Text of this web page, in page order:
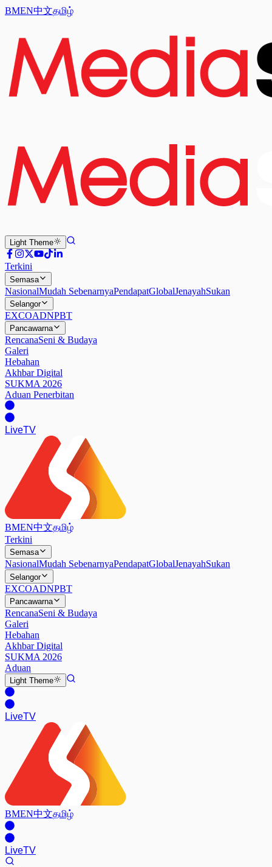
BMEN中文தமிழ்
Light Theme
Terkini
Semasa
NasionalMudah SebenarnyaPendapatGlobalJenayahSukan
Selangor
EXCOADNPBT
Pancawarna
RencanaSeni & Budaya
Galeri
Hebahan
Akhbar Digital
SUKMA 2026
Aduan Penerbitan
LiveTV
BMEN中文தமிழ்
Terkini
Semasa
NasionalMudah SebenarnyaPendapatGlobalJenayahSukan
Selangor
EXCOADNPBT
Pancawarna
RencanaSeni & Budaya
Galeri
Hebahan
Akhbar Digital
SUKMA 2026
Aduan
Light Theme
LiveTV
BMEN中文தமிழ்
LiveTV